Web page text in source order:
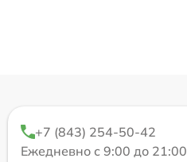
+7 (843) 254-50-42
Ежедневно с 9:00 до 21:00